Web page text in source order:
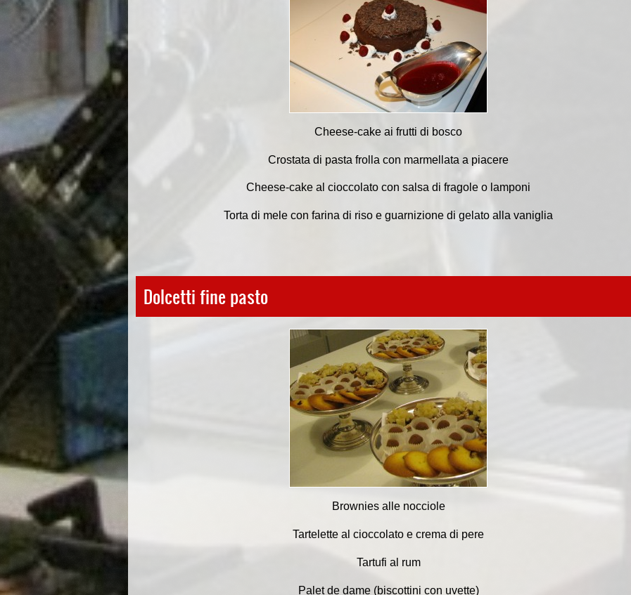
Cheese-cake ai frutti di bosco
Crostata di pasta frolla con marmellata a piacere
Cheese-cake al cioccolato con salsa di fragole o lamponi
Torta di mele con farina di riso e guarnizione di gelato alla vaniglia
Dolcetti fine pasto
Brownies alle nocciole
Tartelette al cioccolato e crema di pere
Tartufi al rum
Palet de dame (biscottini con uvette)